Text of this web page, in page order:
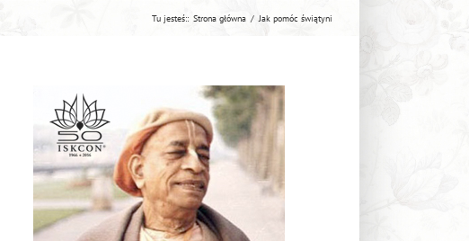
Tu jesteś:: Strona główna Jak pomóc świątyni